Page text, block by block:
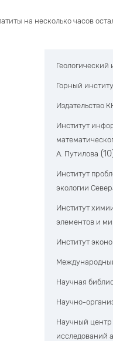
на несколько часов
Геологический
Горный
Издательство
Институт
А. Путилова
Институт
экологии
Институт
элементов и
Институт
Научная
Научно-
Научный центр
исследований